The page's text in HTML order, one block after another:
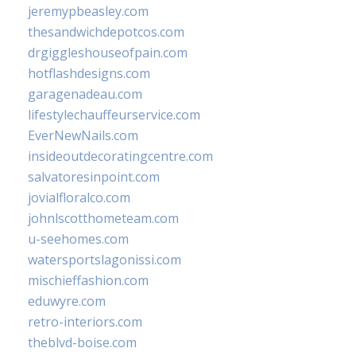
jeremypbeasley.com
thesandwichdepotcos.com
drgiggleshouseofpain.com
hotflashdesigns.com
garagenadeau.com
lifestylechauffeurservice.com
EverNewNails.com
insideoutdecoratingcentre.com
salvatoresinpoint.com
jovialfloralco.com
johnlscotthometeam.com
u-seehomes.com
watersportslagonissi.com
mischieffashion.com
eduwyre.com
retro-interiors.com
theblvd-boise.com